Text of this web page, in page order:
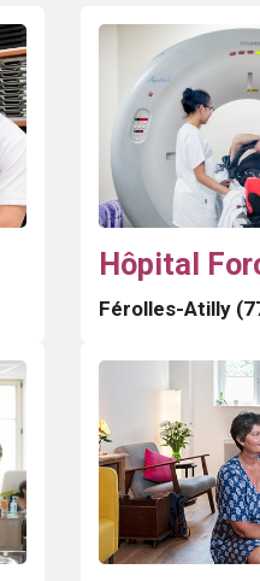
Hôpital
Férolles-Atilly